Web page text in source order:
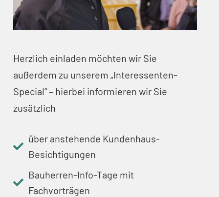
Herzlich einladen möchten wir Sie
außerdem zu unserem „Interessenten-
Special“ – hierbei informieren wir Sie
zusätzlich
über anstehende Kundenhaus-
Besichtigungen
Bauherren-Info-Tage mit
Fachvorträgen